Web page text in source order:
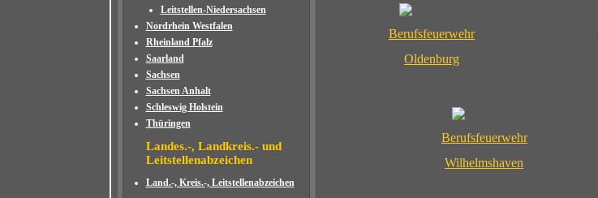
Leitstellen-Niedersachsen
Nordrhein Westfalen
Rheinland Pfalz
Saarland
Sachsen
Sachsen Anhalt
Schleswig Holstein
Thüringen
Landes.-, Landkreis.- und
Leitstellenabzeichen
Land.-, Kreis.-, Leitstellenabzeichen
Berufsfeuerwehr
Oldenburg
Berufsfeuerwehr
Wilhelmshaven